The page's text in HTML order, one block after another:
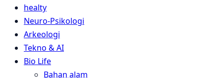
healty
Neuro-Psikologi
Arkeologi
Tekno & AI
Bio Life
Bahan alam